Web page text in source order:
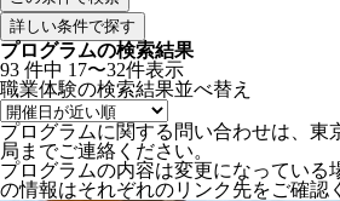
詳しい条件で探す
プログラムの検索結果
93 件中 17〜32件表示
職業体験の検索結果並べ替え
プログラムに関する問い合わせは、東
局までご連絡ください。
プログラムの内容は変更になっている
の情報はそれぞれのリンク先をご確認